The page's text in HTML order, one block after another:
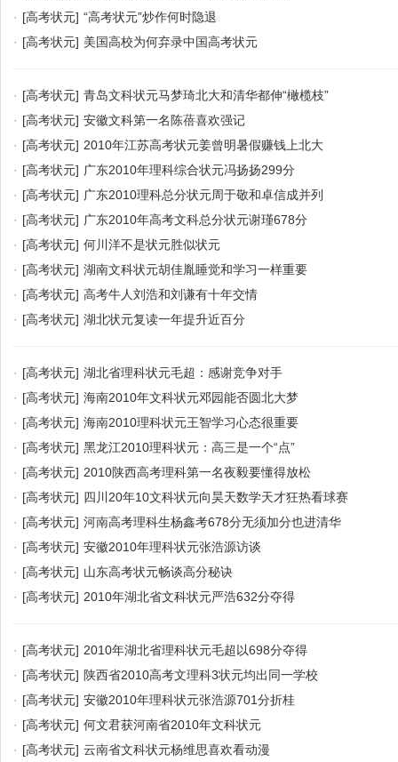
· [高考状元] “高考状元”炒作何时隐退
· [高考状元] 美国高校为何弃录中国高考状元
· [高考状元] 青岛文科状元马梦琦北大和清华都伸“橄榄枝”
· [高考状元] 安徽文科第一名陈蓓喜欢强记
· [高考状元] 2010年江苏高考状元姜曾明暑假赚钱上北大
· [高考状元] 广东2010年理科综合状元冯扬扬299分
· [高考状元] 广东2010理科总分状元周于敬和卓信成并列
· [高考状元] 广东2010年高考文科总分状元谢瑾678分
· [高考状元] 何川洋不是状元胜似状元
· [高考状元] 湖南文科状元胡佳胤睡觉和学习一样重要
· [高考状元] 高考牛人刘浩和刘谦有十年交情
· [高考状元] 湖北状元复读一年提升近百分
· [高考状元] 湖北省理科状元毛超：感谢竞争对手
· [高考状元] 海南2010年文科状元邓园能否圆北大梦
· [高考状元] 海南2010理科状元王智学习心态很重要
· [高考状元] 黑龙江2010理科状元：高三是一个“点”
· [高考状元] 2010陕西高考理科第一名夜毅要懂得放松
· [高考状元] 四川20年10文科状元向昊天数学天才狂热看球赛
· [高考状元] 河南高考理科生杨鑫考678分无须加分也进清华
· [高考状元] 安徽2010年理科状元张浩源访谈
· [高考状元] 山东高考状元畅谈高分秘诀
· [高考状元] 2010年湖北省文科状元严浩632分夺得
· [高考状元] 2010年湖北省理科状元毛超以698分夺得
· [高考状元] 陕西省2010高考文理科3状元均出同一学校
· [高考状元] 安徽2010年理科状元张浩源701分折桂
· [高考状元] 何文君获河南省2010年文科状元
· [高考状元] 云南省文科状元杨维思喜欢看动漫